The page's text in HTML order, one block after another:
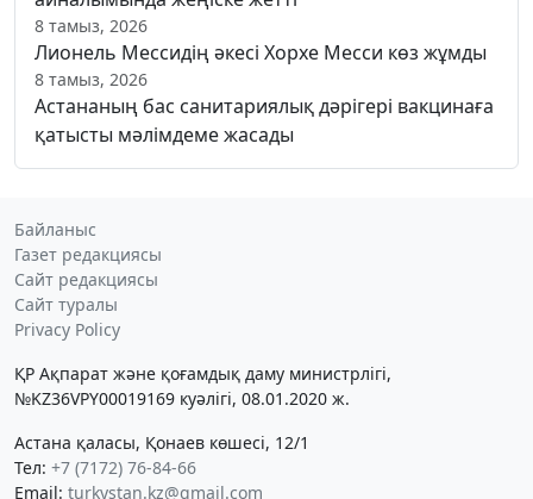
8 тамыз, 2026
Лионель Мессидің әкесі Хорхе Месси көз жұмды
8 тамыз, 2026
Астананың бас санитариялық дәрігері вакцинаға
қатысты мәлімдеме жасады
Байланыс
Газет редакциясы
Сайт редакциясы
Сайт туралы
Privacy Policy
ҚР Ақпарат және қоғамдық даму министрлігі,
№KZ36VPY00019169 куәлігі, 08.01.2020 ж.
Астана қаласы, Қонаев көшесі, 12/1
Тел: +7 (7172) 76-84-66
Email: turkystan.kz@gmail.com